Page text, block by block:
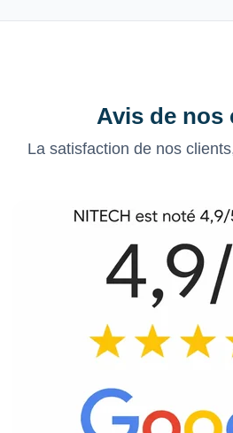
Avis de nos
La satisfaction de nos